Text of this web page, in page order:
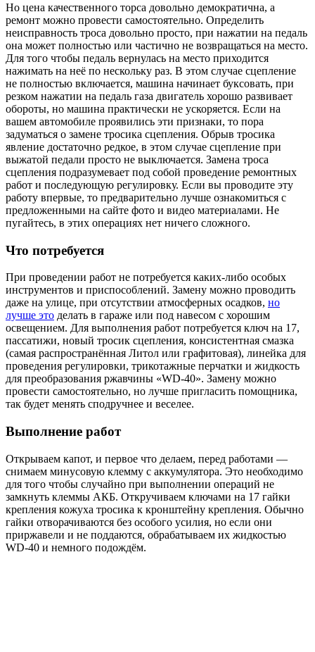
Но цена качественного торса довольно демократична, а
ремонт можно провести самостоятельно. Определить
неисправность троса довольно просто, при нажатии на педаль
она может полностью или частично не возвращаться на место.
Для того чтобы педаль вернулась на место приходится
нажимать на неё по нескольку раз. В этом случае сцепление
не полностью включается, машина начинает буксовать, при
резком нажатии на педаль газа двигатель хорошо развивает
обороты, но машина практически не ускоряется. Если на
вашем автомобиле проявились эти признаки, то пора
задуматься о замене тросика сцепления. Обрыв тросика
явление достаточно редкое, в этом случае сцепление при
выжатой педали просто не выключается. Замена троса
сцепления подразумевает под собой проведение ремонтных
работ и последующую регулировку. Если вы проводите эту
работу впервые, то предварительно лучше ознакомиться с
предложенными на сайте фото и видео материалами. Не
пугайтесь, в этих операциях нет ничего сложного.
Что потребуется
При проведении работ не потребуется каких-либо особых
инструментов и приспособлений. Замену можно проводить
даже на улице, при отсутствии атмосферных осадков, но
лучше это делать в гараже или под навесом с хорошим
освещением. Для выполнения работ потребуется ключ на 17,
пассатижи, новый тросик сцепления, консистентная смазка
(самая распространённая Литол или графитовая), линейка для
проведения регулировки, трикотажные перчатки и жидкость
для преобразования ржавчины «WD-40». Замену можно
провести самостоятельно, но лучше пригласить помощника,
так будет менять сподручнее и веселее.
Выполнение работ
Открываем капот, и первое что делаем, перед работами —
снимаем минусовую клемму с аккумулятора. Это необходимо
для того чтобы случайно при выполнении операций не
замкнуть клеммы АКБ. Откручиваем ключами на 17 гайки
крепления кожуха тросика к кронштейну крепления. Обычно
гайки отворачиваются без особого усилия, но если они
приржавели и не поддаются, обрабатываем их жидкостью
WD-40 и немного подождём.